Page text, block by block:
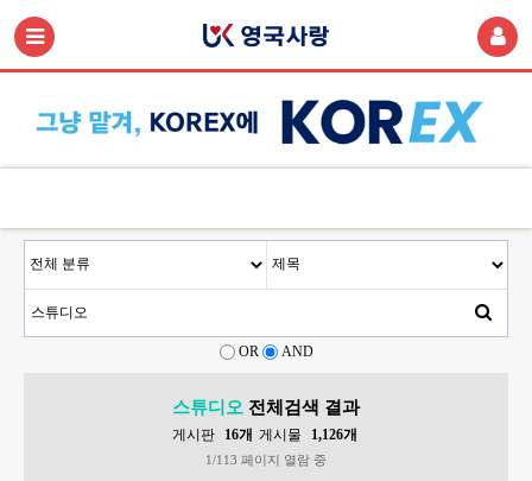
OR AND
스튜디오 전체검색 결과
게시판 16개 게시물 1,126개
1/113 페이지 열람 중